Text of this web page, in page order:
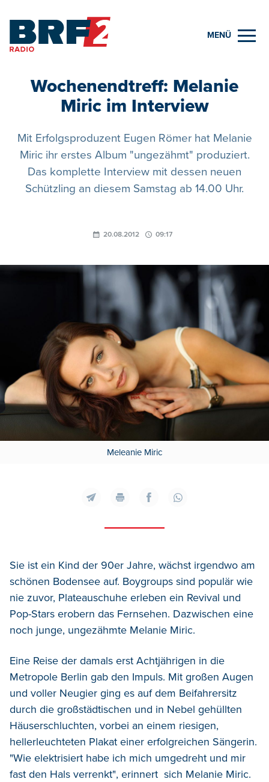
MENÜ
Wochenendtreff: Melanie
Miric im Interview
Mit Erfolgsproduzent Eugen Römer hat Melanie
Miric ihr erstes Album "ungezähmt" produziert.
Das komplette Interview mit dessen neuen
Schützling an diesem Samstag ab 14.00 Uhr.
20.08.2012 09:17
Meleanie Miric
Sie ist ein Kind der 90er Jahre, wächst irgendwo am
schönen Bodensee auf. Boygroups sind populär wie
nie zuvor, Plateauschuhe erleben ein Revival und
Pop-Stars erobern das Fernsehen. Dazwischen eine
noch junge, ungezähmte Melanie Miric.
Eine Reise der damals erst Achtjährigen in die
Metropole Berlin gab den Impuls. Mit großen Augen
und voller Neugier ging es auf dem Beifahrersitz
durch die großstädtischen und in Nebel gehüllten
Häuserschluchten, vorbei an einem riesigen,
hellerleuchteten Plakat einer erfolgreichen Sängerin.
"Wie elektrisiert habe ich mich umgedreht und mir
fast den Hals verrenkt", erinnert sich Melanie Miric.